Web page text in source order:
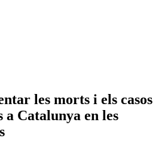
les morts i els casos
Catalunya en les